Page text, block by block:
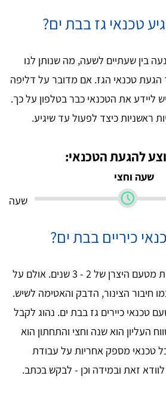
טכנאי גז בבת ים?
בין שעתיים לשעה, מה שנותן לנו
טכנאי הגז. אם מדובר על דליפה
ליידע את הטכנאי כבר בטלפון על כך.
ראשניות כיצד לפעול עד שיגיע.
להגעת הטכנאי:
שעה וחצי
שעה
כיריים בבת ים?
לרוב על כיריים יש אחריות מטעם היצרן של 2 - 3 שנים. אולם על
חיבור הצינור, הדבק והאטימה לשיש.
טכנאי כיירים גז בבת ים. נהוג לקבל
העליון הוא שנה וחצי והתחתון הוא
טכנאי מספק אחריות על עבודת
לוודא זאת ובמידה וכן - לבקש בכתב.